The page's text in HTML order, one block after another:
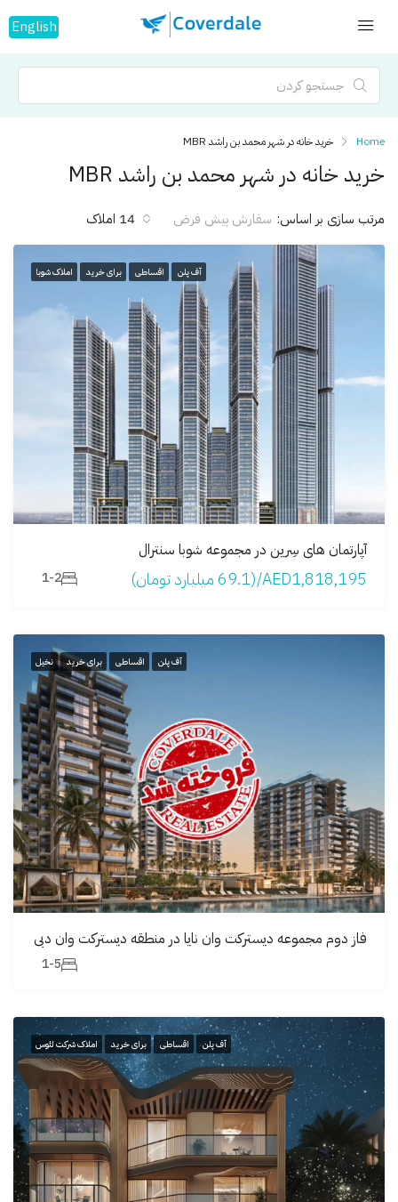
English
Home خرید خانه در شهر محمد بن راشد MBR
خرید خانه در شهر محمد بن راشد MBR
14 املاک مرتب سازی بر اساس: سفارش پیش فرض
آف پلن اقساطی برای خرید املاک شوبا
آپارتمان های سِرین در مجموعه شوبا سنترال
AED1,818,195/(69.1 میلیارد تومان) 1-2
آف پلن اقساطی برای خرید نخیل
فاز دوم مجموعه دیسترکت وان نایا در منطقه دیسترکت وان دبی
1-5
آف پلن اقساطی برای خرید املاک شرکت لئوس